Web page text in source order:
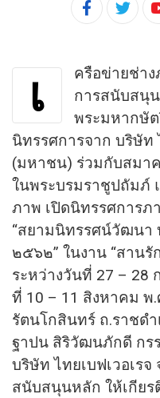
เ
ครือข่ายช่า
การสนับสนุ
พระมหากษั
นิทรรศการจาก บริษัท
(มหาชน) ร่วมกับสมา
ในพระบรมราชูปถัมภ์
ภาพ เปิดนิทรรศการภ
“สยามนิทรรศน์วัฒนา
๒๕๖๒” ในงาน “สาน
ระหว่างวันที่ 27 – 28
ที่ 10 – 11 สิงหาคม
รัตนโกสินทร์ ถ.ราชด
ฐาปน สิริวัฒนภักดี กร
บริษัท ไทยเบฟเวอเร
สนับสนุนหลัก ให้เกียร